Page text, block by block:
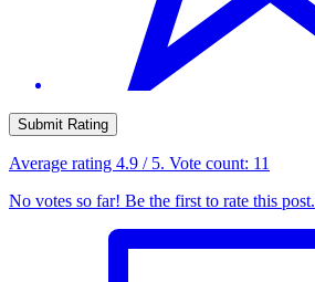
Submit Rating
Average rating 4.9 / 5. Vote count: 11
No votes so far! Be the first to rate this post.